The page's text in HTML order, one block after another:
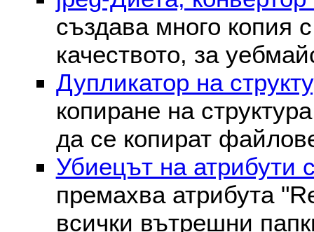
създава много копия
качеството, за
Дупликатор на
копиране на
да се копират
Убиецът на атрибути
премахва атрибутa
всички вътрешни